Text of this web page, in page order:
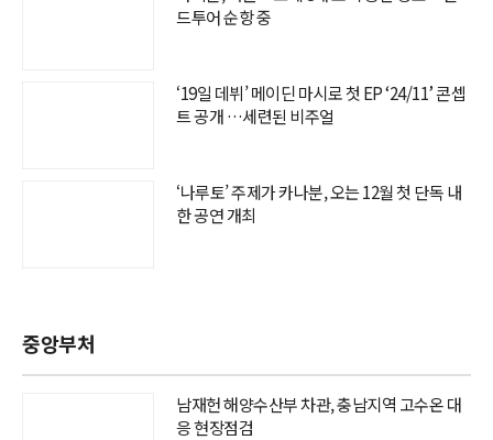
드투어 순항 중
‘19일 데뷔’ 메이딘 마시로 첫 EP ‘24/11’ 콘셉
트 공개 …세련된 비주얼
‘나루토’ 주제가 카나분, 오는 12월 첫 단독 내
한 공연 개최
중앙부처
남재헌 해양수산부 차관, 충남지역 고수온 대
응 현장점검